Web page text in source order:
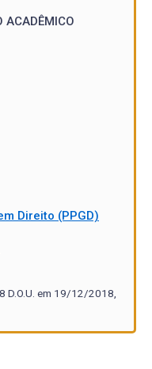
ACADÊMICO
Direito (PPGD)
D.O.U. em 19/12/2018,